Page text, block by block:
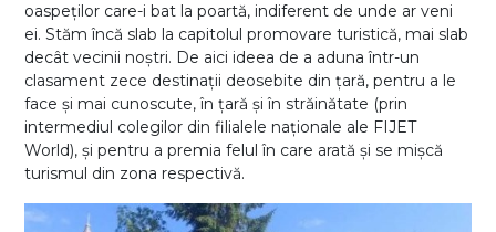
oaspeților care-i bat la poartă, indiferent de unde ar veni
ei. Stăm încă slab la capitolul promovare turistică, mai slab
decât vecinii noștri. De aici ideea de a aduna într-un
clasament zece destinații deosebite din țară, pentru a le
face și mai cunoscute, în țară și în străinătate (prin
intermediul colegilor din filialele naționale ale FIJET
World), și pentru a premia felul în care arată și se mișcă
turismul din zona respectivă.